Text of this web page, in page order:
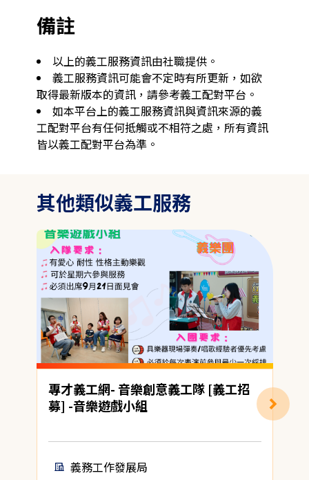
備註
以上的義工服務資訊由社職提供。
義工服務資訊可能會不定時有所更新，如欲
取得最新版本的資訊，請參考義工配對平台。
如本平台上的義工服務資訊與資訊來源的義
工配對平台有任何抵觸或不相符之處，所有資訊
皆以義工配對平台為準。
其他類似義工服務
專才義工網- 音樂創意義工隊 [義工招
募] -音樂遊戲小組
義務工作發展局